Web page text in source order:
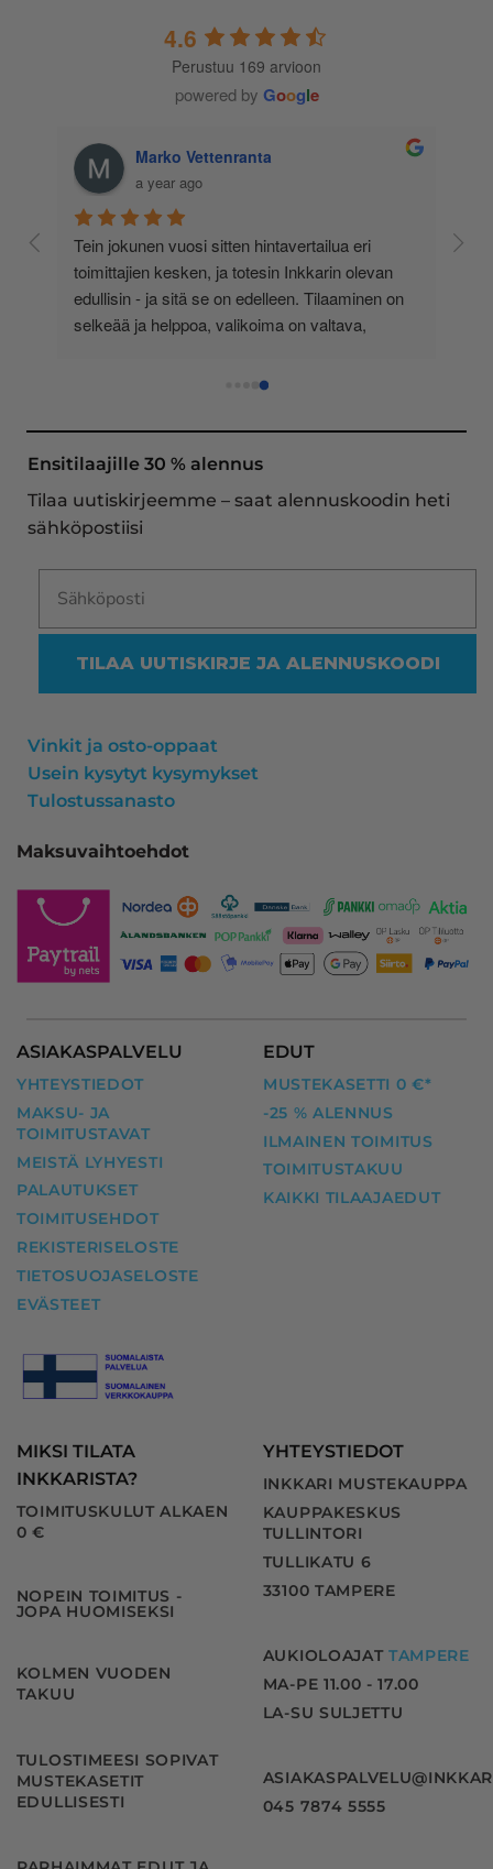
4.6
Perustuu 169 arvioon
powered by Google
Marko Vettenranta
a year ago
Tein jokunen vuosi sitten hintavertailua eri
toimittajien kesken, ja totesin Inkkarin olevan
edullisin - ja sitä se on edelleen. Tilaaminen on
selkeää ja helppoa, valikoima on valtava,
asiakaspalvelu todella ripeää (s-postin kautta) ja
oli noudettavissa postin lokerosta tänään!! En
näe mitään syytä vaihtaa toimittajaa. Kaikki on
ollut mitään moitittavaa! Lämmin suositus!
Ensitilaajille 30 % alennus
Tilaa uutiskirjeemme – saat alennuskoodin heti
sähköpostiisi
TILAA UUTISKIRJE JA ALENNUSKOODI
Vinkit ja osto-oppaat
Usein kysytyt kysymykset
Tulostussanasto
Maksuvaihtoehdot
ASIAKASPALVELU
YHTEYSTIEDOT
MAKSU- JA
TOIMITUSTAVAT
MEISTÄ LYHYESTI
PALAUTUKSET
TOIMITUSEHDOT
REKISTERISELOSTE
TIETOSUOJASELOSTE
EVÄSTEET
EDUT
MUSTEKASETTI 0 €*
-25 % ALENNUS
ILMAINEN TOIMITUS
TOIMITUSTAKUU
KAIKKI TILAAJAEDUT
MIKSI TILATA
INKKARISTA?
TOIMITUSKULUT ALKAEN
0 €
NOPEIN TOIMITUS -
JOPA HUOMISEKSI
KOLMEN VUODEN
TAKUU
TULOSTIMEESI SOPIVAT
MUSTEKASETIT
EDULLISESTI
YHTEYSTIEDOT
INKKARI MUSTEKAUPPA
KAUPPAKESKUS
TULLINTORI
TULLIKATU 6
33100 TAMPERE
AUKIOLOAJAT TAMPERE
MA-PE 11.00 - 17.00
LA-SU SULJETTU
045 7874 5555